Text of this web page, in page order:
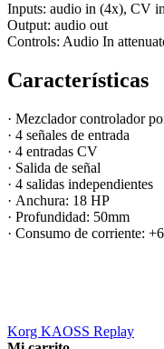
Inputs: audio in (4x), CV
Output: audio out
Controls: Audio In
Características
· Mezclador controlador
· 4 señales de entrada
· 4 entradas CV
· Salida de señal
· 4 salidas independientes
· Anchura: 18 HP
· Profundidad: 50mm
· Consumo de corriente:
Korg KAOSS Replay